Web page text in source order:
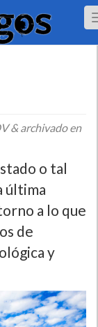
&archivado en
o tal
última
a lo que
de
y